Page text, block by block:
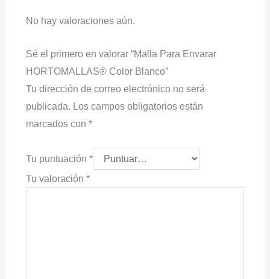
No hay valoraciones aún.
Sé el primero en valorar “Malla Para Envarar
HORTOMALLAS® Color Blanco”
Tu dirección de correo electrónico no será
publicada. Los campos obligatorios están
marcados con *
Tu puntuación *
Tu valoración *